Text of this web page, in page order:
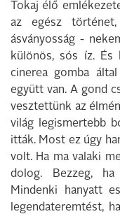
Tokaj élő
az egész
ásványosság -
különös, sós íz. És
cinerea gomba
együtt van. A gond
vesztettünk az
világ legismertebb
itták. Most ez úgy
volt. Ha ma valaki
dolog. Bezzeg,
Mindenki hanyatt
legendateremtést,